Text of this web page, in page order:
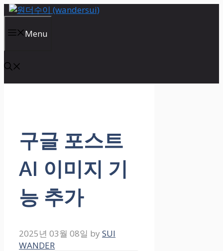
Skip
to
contentMenu
구글 포스트
AI 이미지 기
능 추가
2025년 03월 08일 by SUI
WANDER